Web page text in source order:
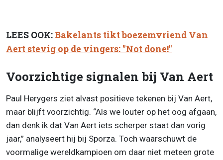
LEES OOK:Bakelants tikt boezemvriend Van
Aert stevig op de vingers: "Not done!"
Voorzichtige signalen bij Van Aert
Paul Herygers ziet alvast positieve tekenen bij Van Aert,
maar blijft voorzichtig. “Als we louter op het oog afgaan,
dan denk ik dat Van Aert iets scherper staat dan vorig
jaar,” analyseert hij bij Sporza. Toch waarschuwt de
voormalige wereldkampioen om daar niet meteen grote